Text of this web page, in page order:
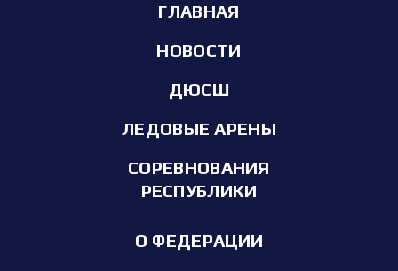
ГЛАВНАЯ
НОВОСТИ
ДЮСШ
ЛЕДОВЫЕ АРЕНЫ
СОРЕВНОВАНИЯ
РЕСПУБЛИКИ
О ФЕДЕРАЦИИ